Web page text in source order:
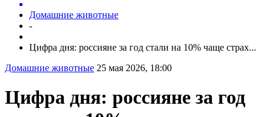
Домашние животные
-
Цифра дня: россияне за год стали на 10% чаще страх...
Домашние животные 25 мая 2026, 18:00
Цифра дня: россияне за год